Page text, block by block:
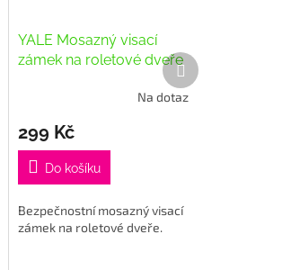
YALE Mosazný visací
zámek na roletové dveře
produktu
je
z
hvězdiček.
Na dotaz
299 Kč
Do košíku
Bezpečnostní mosazný visací
zámek na roletové dveře.
Další
produkt